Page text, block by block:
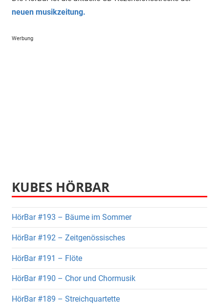
neuen musikzeitung.
Werbung
KUBES HÖRBAR
HörBar #193 – Bäume im Sommer
HörBar #192 – Zeitgenössisches
HörBar #191 – Flöte
HörBar #190 – Chor und Chormusik
HörBar #189 – Streichquartette